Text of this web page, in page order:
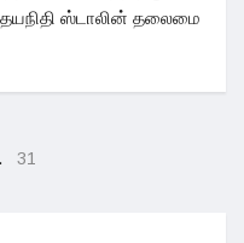
ஸ்டாலின் தலைமை
31